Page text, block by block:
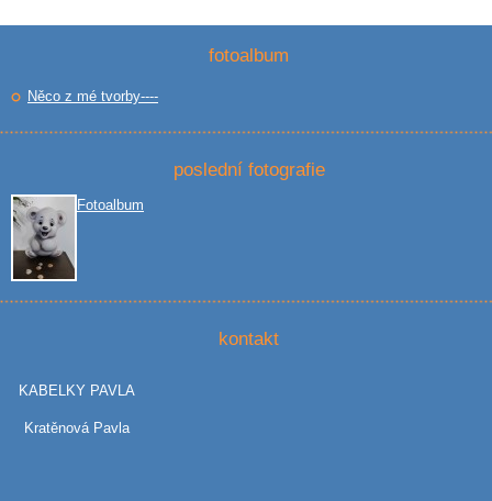
fotoalbum
Něco z mé tvorby----
poslední fotografie
Fotoalbum
kontakt
KABELKY PAVLA
Kratěnová Pavla